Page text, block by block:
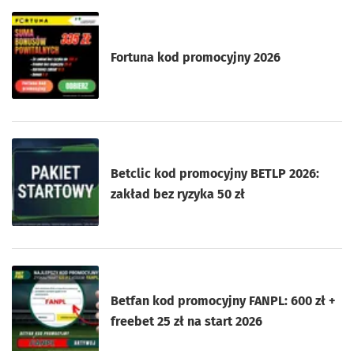
Fortuna kod promocyjny 2026
Betclic kod promocyjny BETLP 2026:
zakład bez ryzyka 50 zł
Betfan kod promocyjny FANPL: 600 zł +
freebet 25 zł na start 2026